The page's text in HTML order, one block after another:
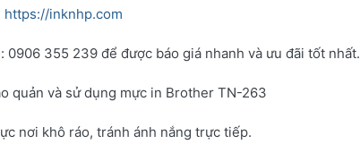
https://inknhp.com
0906 355 239 để được báo giá nhanh và ưu đãi tốt nhất.
quản và sử dụng mực in Brother TN-263
nơi khô ráo, tránh ánh nắng trực tiếp.